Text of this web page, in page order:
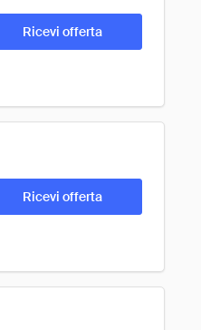
Ricevi offerta
Ricevi offerta